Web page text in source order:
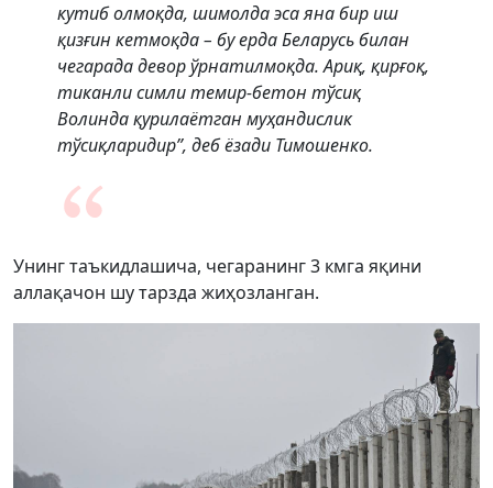
кутиб олмоқда, шимолда эса яна бир иш
қизғин кетмоқда – бу ерда Беларусь билан
чегарада девор ўрнатилмоқда. Ариқ, қирғоқ,
тиканли симли темир-бетон тўсиқ
Волинда қурилаётган муҳандислик
тўсиқларидир”, деб ёзади Тимошенко.
Унинг таъкидлашича, чегаранинг 3 кмга яқини
аллақачон шу тарзда жиҳозланган.